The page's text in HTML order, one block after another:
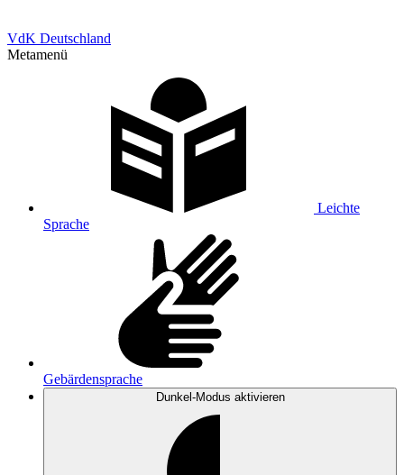
VdK Deutschland
Metamenü
Leichte
Sprache
Gebärdensprache
Dunkel-Modus aktivieren